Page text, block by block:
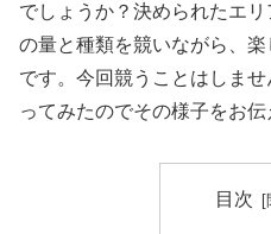
でしょうか？決められたエ
の量と種類を競いながら、
です。今回競うことはしま
ってみたのでその様子をお伝
目次